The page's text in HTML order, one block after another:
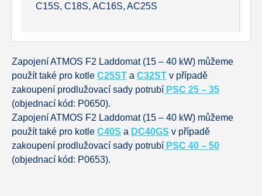
C15S, C18S, AC16S, AC25S
Zapojení ATMOS F2 Laddomat (15 – 40 kW) můžeme
použít také pro kotle C25ST a C32ST v případě
zakoupení prodlužovací sady potrubí PSC 25 – 35
(objednací kód: P0650).
Zapojení ATMOS F2 Laddomat (15 – 40 kW) můžeme
použít také pro kotle C40S a DC40GS v případě
zakoupení prodlužovací sady potrubí PSC 40 – 50
(objednací kód: P0653).